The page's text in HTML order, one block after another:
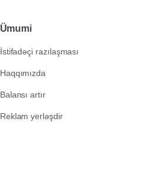
Ümumi
İstifadəçi razılaşması
Haqqımızda
Balansı artır
Reklam yerləşdir